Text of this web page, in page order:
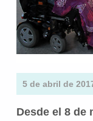
5 de abril de
Desde el 8 de